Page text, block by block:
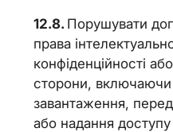
Порушувати
права
конфіденційності
сторони, включаючи
завантаження,
або надання